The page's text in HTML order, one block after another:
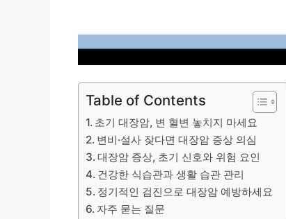
Table of Contents
초기 대장암, 변 혈변 놓치지 마세요
변비·설사 잦다면 대장암 증상 의심
대장암 증상, 초기 신호와 위험 요인
건강한 식습관과 생활 습관 관리
정기적인 검진으로 대장암 예방하세요
자주 묻는 질문